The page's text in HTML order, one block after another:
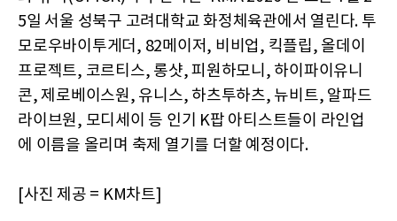
5일 서울 성북구 고려대학교 화정체육관에서 열린다. 투
모로우바이투게더, 82메이저, 비비업, 킥플립, 올데이
프로젝트, 코르티스, 롱샷, 피원하모니, 하이파이유니
콘, 제로베이스원, 유니스, 하츠투하츠, 뉴비트, 알파드
라이브원, 모디세이 등 인기 K팝 아티스트들이 라인업
에 이름을 올리며 축제 열기를 더할 예정이다.
[사진 제공 = KM차트]